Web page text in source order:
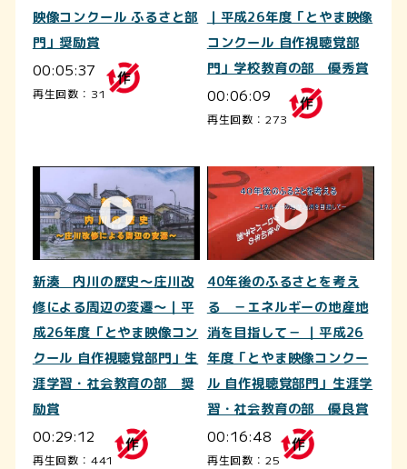
映像コンクール ふるさと部
門」奨励賞
00:05:37
再生回数：31
｜平成26年度「とやま映像
コンクール 自作視聴覚部
門」学校教育の部 優秀賞
00:06:09
再生回数：273
新湊 内川の歴史～庄川改
修による周辺の変遷～｜平
成26年度「とやま映像コン
クール 自作視聴覚部門」生
涯学習・社会教育の部 奨
励賞
00:29:12
再生回数：441
40年後のふるさとを考え
る －エネルギーの地産地
消を目指して－ ｜平成26
年度「とやま映像コンクー
ル 自作視聴覚部門」生涯学
習・社会教育の部 優良賞
00:16:48
再生回数：25